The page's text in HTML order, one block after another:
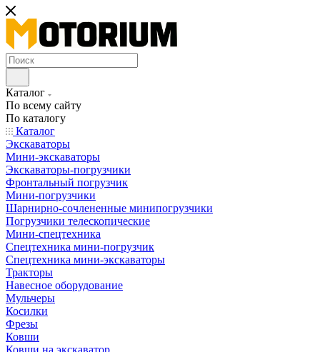
Каталог
По всему сайту
По каталогу
Каталог
Экскаваторы
Мини-экскаваторы
Экскаваторы-погрузчики
Фронтальный погрузчик
Мини-погрузчики
Шарнирно-сочлененные минипогрузчики
Погрузчики телескопические
Мини-спецтехника
Спецтехника мини-погрузчик
Спецтехника мини-экскаваторы
Тракторы
Навесное оборудование
Мульчеры
Косилки
Фрезы
Ковши
Ковши на экскаватор